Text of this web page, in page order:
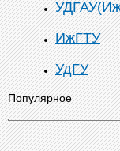
ИжГТУ
УдГУ
Популярное